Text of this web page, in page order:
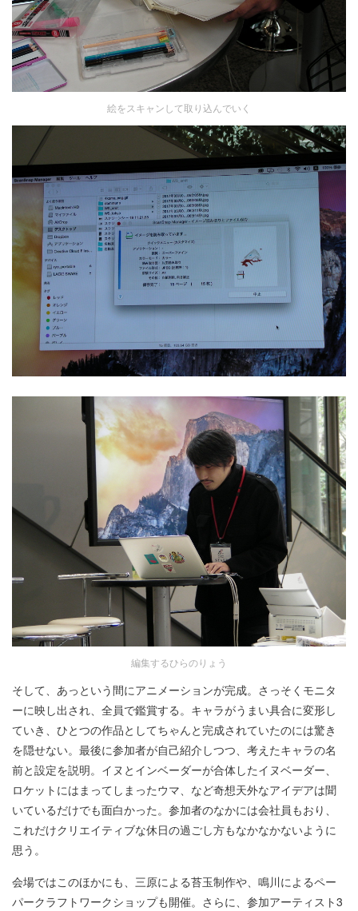
絵をスキャンして取り込んでいく
編集するひらのりょう
そして、あっという間にアニメーションが完成。さっそくモニタ
ーに映し出され、全員で鑑賞する。キャラがうまい具合に変形し
ていき、ひとつの作品としてちゃんと完成されていたのには驚き
を隠せない。最後に参加者が自己紹介しつつ、考えたキャラの名
前と設定を説明。イヌとインベーダーが合体したイヌベーダー、
ロケットにはまってしまったウマ、など奇想天外なアイデアは聞
いているだけでも面白かった。参加者のなかには会社員もおり、
これだけクリエイティブな休日の過ごし方もなかなかないように
思う。
会場ではこのほかにも、三原による苔玉制作や、鳴川によるペー
パークラフトワークショップも開催。さらに、参加アーティスト3